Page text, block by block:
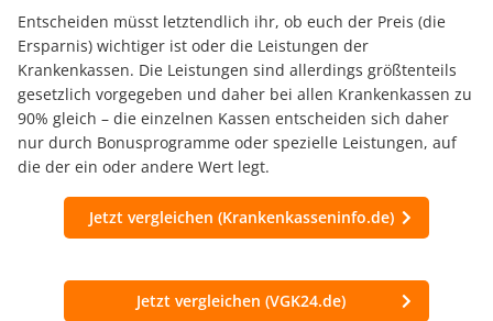
Entscheiden müsst letztendlich ihr, ob euch der Preis (die
Ersparnis) wichtiger ist oder die Leistungen der
Krankenkassen. Die Leistungen sind allerdings größtenteils
gesetzlich vorgegeben und daher bei allen Krankenkassen zu
90% gleich – die einzelnen Kassen entscheiden sich daher
nur durch Bonusprogramme oder spezielle Leistungen, auf
die der ein oder andere Wert legt.
Jetzt vergleichen (Krankenkasseninfo.de)
Jetzt vergleichen (VGK24.de)